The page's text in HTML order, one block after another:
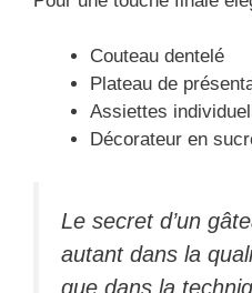
Couteau dentelé
Plateau de
Assiettes
Décorateur en
Le secret d’un
autant dans la
que dans la